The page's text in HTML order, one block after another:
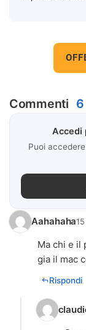
Commenti 6
Accedi
Puoi
Aahahaha
Ma chi e il
gia il mac
Rispondi